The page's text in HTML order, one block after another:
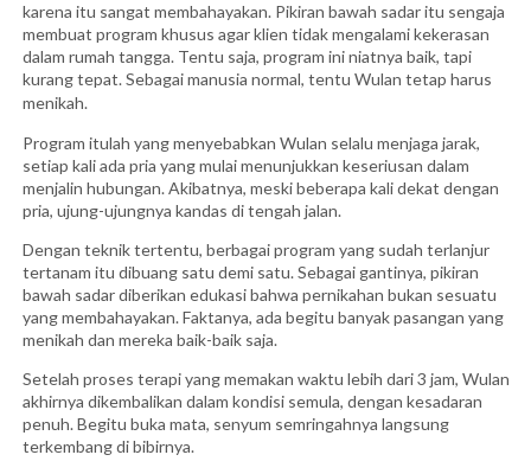
karena itu sangat membahayakan. Pikiran bawah sadar itu sengaja
membuat program khusus agar klien tidak mengalami kekerasan
dalam rumah tangga. Tentu saja, program ini niatnya baik, tapi
kurang tepat. Sebagai manusia normal, tentu Wulan tetap harus
menikah.
Program itulah yang menyebabkan Wulan selalu menjaga jarak,
setiap kali ada pria yang mulai menunjukkan keseriusan dalam
menjalin hubungan. Akibatnya, meski beberapa kali dekat dengan
pria, ujung-ujungnya kandas di tengah jalan.
Dengan teknik tertentu, berbagai program yang sudah terlanjur
tertanam itu dibuang satu demi satu. Sebagai gantinya, pikiran
bawah sadar diberikan edukasi bahwa pernikahan bukan sesuatu
yang membahayakan. Faktanya, ada begitu banyak pasangan yang
menikah dan mereka baik-baik saja.
Setelah proses terapi yang memakan waktu lebih dari 3 jam, Wulan
akhirnya dikembalikan dalam kondisi semula, dengan kesadaran
penuh. Begitu buka mata, senyum semringahnya langsung
terkembang di bibirnya.